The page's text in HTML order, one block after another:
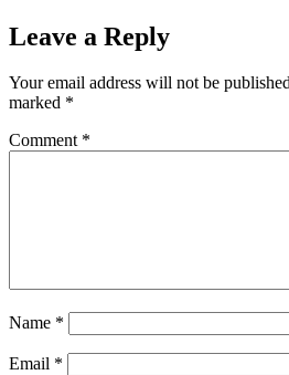
Leave a Reply
Your email address will not be
marked *
Comment *
Name *
Email *